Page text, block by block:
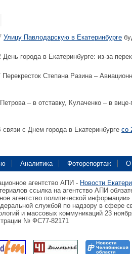
Улицу Павлодарскую в Екатеринбурге
День города в Екатеринбурге: из-за
Перекресток Степана Разина –
Петрова – в отставку, Кулаченко – в
связи с Днем города в Екатеринбурге со
Аналитика Фоторепортаж О
агентство АПИ - Новости
ссылка на агентство АПИ
агентство политической информации»
службой по надзору в сфере
и массовых коммуникаций 23
№ ФС77-82171